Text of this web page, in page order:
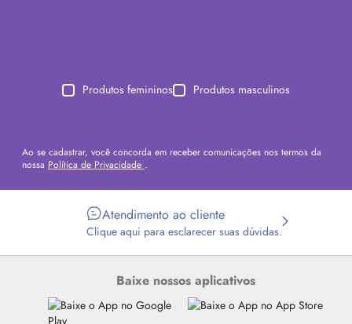
Produtos femininos Produtos masculinos
Ao se cadastrar, você concorda em receber comunicações nos termos da
nossa Política de Privacidade .
Atendimento ao cliente
Clique aqui para esclarecer suas dúvidas.
Baixe nossos aplicativos